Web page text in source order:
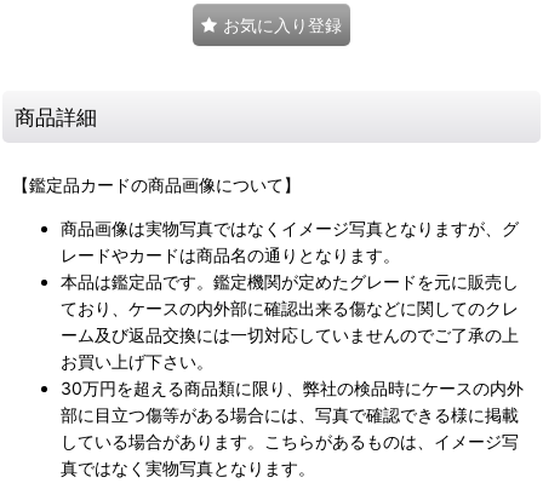
お気に入り登録
商品詳細
【鑑定品カードの商品画像について】
商品画像は実物写真ではなくイメージ写真となりますが、グ
レードやカードは商品名の通りとなります。
本品は鑑定品です。鑑定機関が定めたグレードを元に販売し
ており、ケースの内外部に確認出来る傷などに関してのクレ
ーム及び返品交換には一切対応していませんのでご了承の上
お買い上げ下さい。
30万円を超える商品類に限り、弊社の検品時にケースの内外
部に目立つ傷等がある場合には、写真で確認できる様に掲載
している場合があります。こちらがあるものは、イメージ写
真ではなく実物写真となります。